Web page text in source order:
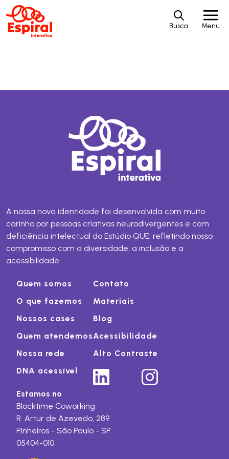
Busca Menu
A nossa nova identidade foi desenvolvida com muito
carinho por pessoas criativas neurodivergentes e com
deficiência intelectual do Estúdio QUE, refletindo nosso
compromisso com a diversidade, a inclusão e a
acessibilidade.
Quem somos
O que fazemos
Nossos cases
Quem atendemos
Nossa rede
DNA acessível
Contato
Materiais
Blog
Acessibilidade
Alto Contraste
Estamos no
Blocktime Coworking
R. Artur de Azevedo, 289
Pinheiros - São Paulo - SP
05404-010